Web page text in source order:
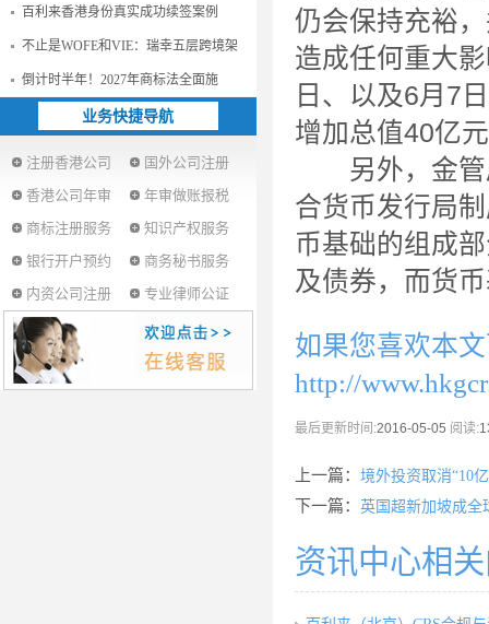
百利来香港身份真实成功续签案例
不止是WOFE和VIE：瑞幸五层跨境架
倒计时半年！2027年商标法全面施
业务快捷导航
注册香港公司
国外公司注册
香港公司年审
年审做账报税
商标注册服务
知识产权服务
银行开户预约
商务秘书服务
内资公司注册
专业律师公证
仍会保持充裕
造成任何重大
日、以及6月7
增加总值40亿
另外，金管
合货币发行局
币基础的组成
及债券，而货
如果您喜欢本
http://
最后更新时间:2016-05-05 阅读:
上一篇： 境外投资取消“10
下一篇： 英国超新加坡成全
资讯中心相